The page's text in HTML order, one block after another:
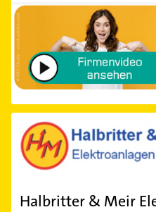
Halbritter & Meir